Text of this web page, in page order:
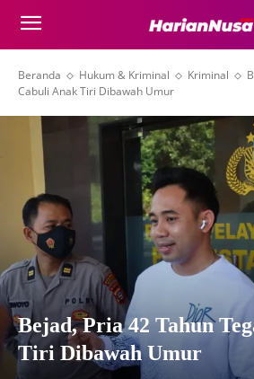
Beranda Hukum & Kriminal Kriminal
Cabuli Anak Tiri Dibawah Umur
Bejad, Pria 42 Tahun
Tiri Dibawah Umur